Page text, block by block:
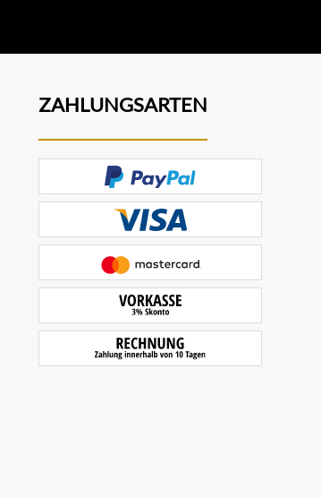
ZAHLUNGSARTEN